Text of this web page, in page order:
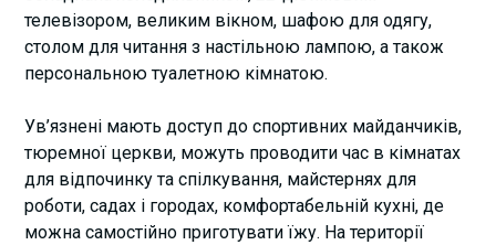
телевізором, великим вікном, шафою для одягу,
столом для читання з настільною лампою, а також
персональною туалетною кімнатою.
Ув’язнені мають доступ до спортивних майданчиків,
тюремної церкви, можуть проводити час в кімнатах
для відпочинку та спілкування, майстернях для
роботи, садах і городах, комфортабельній кухні, де
можна самостійно приготувати їжу. На території